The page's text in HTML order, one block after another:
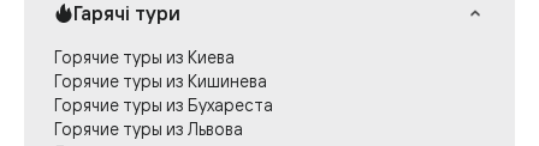
Гарячі тури
Горячие туры из Киева
Горячие туры из Кишинева
Горячие туры из Бухареста
Горячие туры из Львова